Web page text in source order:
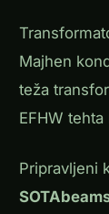
Majhen
teža
EFHW tehta
Pripravljeni